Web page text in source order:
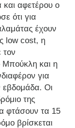
και αφετέρου ο
ότι για
έχουν
low cost, η
τον
Μπούκλη και η
για
εβδομάδα. Οι
της
φτάσουν τα 15
βρίσκεται